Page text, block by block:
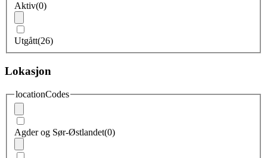
Aktiv(0)
Utgått(26)
Lokasjon
locationCodes
Agder og Sør-Østlandet(0)